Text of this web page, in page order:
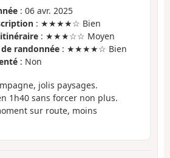
: 06 avr. 2025
: ★★★★☆ Bien
: ★★★☆☆ Moyen
randonnée : ★★★★☆ Bien
: Non
jolis paysages.
1h40 sans forcer non plus.
sur route, moins